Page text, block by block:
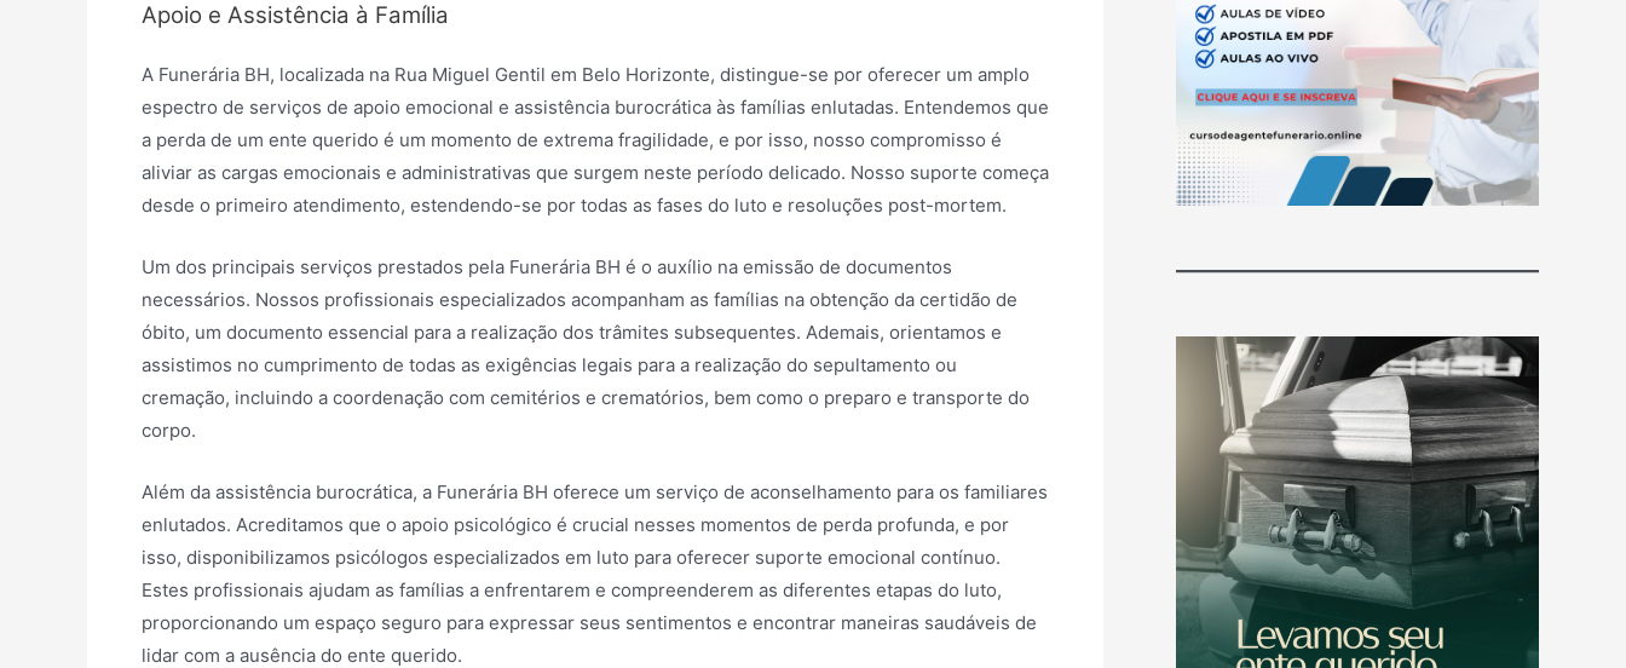
Apoio e Assistência à Família
A Funerária BH, localizada na Rua Miguel Gentil em Belo Horizonte, distingue-se por oferecer um amplo
espectro de serviços de apoio emocional e assistência burocrática às famílias enlutadas. Entendemos que
a perda de um ente querido é um momento de extrema fragilidade, e por isso, nosso compromisso é
aliviar as cargas emocionais e administrativas que surgem neste período delicado. Nosso suporte começa
desde o primeiro atendimento, estendendo-se por todas as fases do luto e resoluções post-mortem.
Um dos principais serviços prestados pela Funerária BH é o auxílio na emissão de documentos
necessários. Nossos profissionais especializados acompanham as famílias na obtenção da certidão de
óbito, um documento essencial para a realização dos trâmites subsequentes. Ademais, orientamos e
assistimos no cumprimento de todas as exigências legais para a realização do sepultamento ou
cremação, incluindo a coordenação com cemitérios e crematórios, bem como o preparo e transporte do
corpo.
Além da assistência burocrática, a Funerária BH oferece um serviço de aconselhamento para os familiares
enlutados. Acreditamos que o apoio psicológico é crucial nesses momentos de perda profunda, e por
isso, disponibilizamos psicólogos especializados em luto para oferecer suporte emocional contínuo.
Estes profissionais ajudam as famílias a enfrentarem e compreenderem as diferentes etapas do luto,
proporcionando um espaço seguro para expressar seus sentimentos e encontrar maneiras saudáveis de
lidar com a ausência do ente querido.